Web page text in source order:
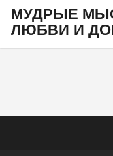
МУДРЫЕ
ЛЮБВИ И